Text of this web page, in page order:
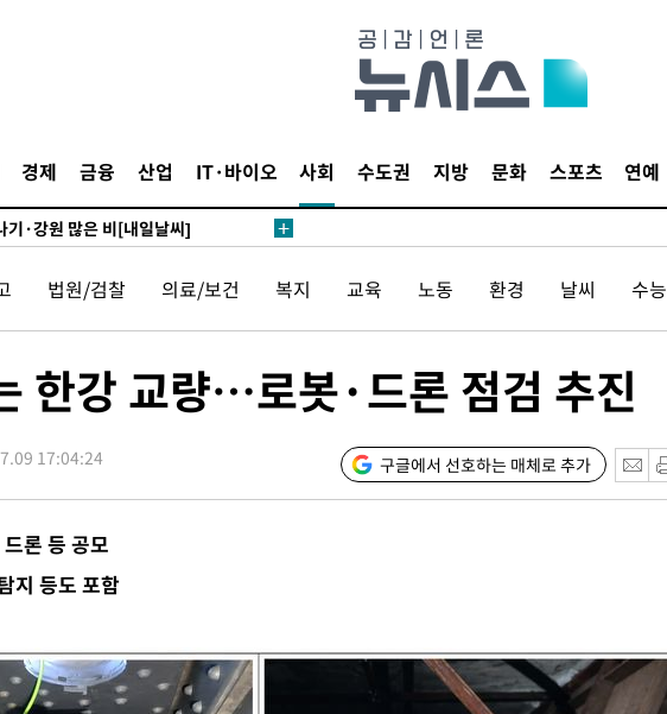
경제 금융 산업 IT·바이오 사회 수도권 지방 문화 스포츠 연예
기존 사고방식 매달리지 말고 과감히
' 합의…북쪽 인바운드·남쪽 아웃바
동·의성 관할 4개 면 특별재난지역 선
·강원 많은 비[내일날씨]
제르바이잔 투란VC 입단
보니…한국 축구 '5승 2무'
내린 6258.77에 마쳐
2018년 이후 첫 40도
보' 신용해 前교정본부장 기소
민적 공분에 수사 재개"
지…'쑥대밭' 된 축구협회
에 김태유 서울대 공대 교수…이병태
만개 순감하고 그 전 2개월 10.3만개
에 2.3만 개 줄어…실업률은 4.1%로
법원/검찰 의료/보건 복지 교육 노동 환경 날씨 수능
한강 교량…로봇·드론 점검 추진
17:04:24 구글에서 선호하는 매체로 추가
론 등 공모
지 등도 포함